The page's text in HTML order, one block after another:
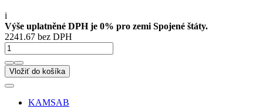
i
Výše uplatněné DPH je 0% pro zemi Spojené štáty.
2241.67 bez DPH
Vložiť do košíka
KAMSAB